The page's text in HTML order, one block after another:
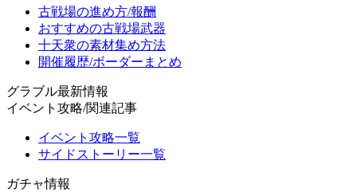
古戦場の進め方/報酬
おすすめの古戦場武器
十天衆の素材集め方法
開催履歴/ボーダーまとめ
グラブル最新情報
イベント攻略/関連記事
イベント攻略一覧
サイドストーリー一覧
ガチャ情報